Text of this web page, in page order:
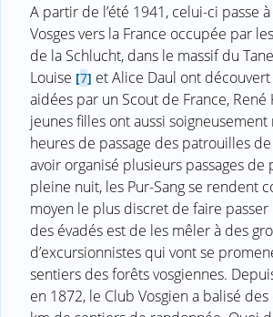
A partir de l’été 1941, celui-ci passe
Vosges vers la France occupée par
de la Schlucht, dans le massif du
Louise [7] et Alice Daul ont
aidées par un Scout de France, René
jeunes filles ont aussi soigneusement
heures de passage des patrouilles
avoir organisé plusieurs passages de
pleine nuit, les Pur-Sang se rendent
moyen le plus discret de faire
des évadés est de les mêler à des
d’excursionnistes qui vont se
sentiers des forêts vosgiennes.
en 1872, le Club Vosgien a balisé